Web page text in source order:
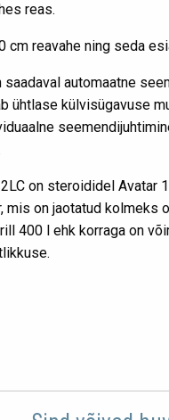
reas.
cm reavahe ning seda
saadaval automaatne
ühtlase külvisügavuse
on steroididel Avatar
mis on jaotatud kolmeks
400 l ehk korraga on